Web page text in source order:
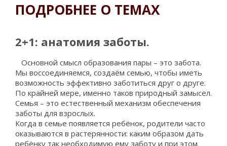
ПОДРОБНЕЕ О ТЕМАХ
2+1: анатомия заботы.
Основной смысл образования пары – это забота.
Мы воссоединяемся, создаём семью, чтобы иметь
возможность эффективно заботиться друг о друге.
По крайней мере, именно таков природный замысел.
Семья – это естественный механизм обеспечения
заботы для взрослых.
Когда в семье появляется ребёнок, родители часто
оказываются в растерянности: каким образом дать
ребёнку так необходимую ему заботу и при этом